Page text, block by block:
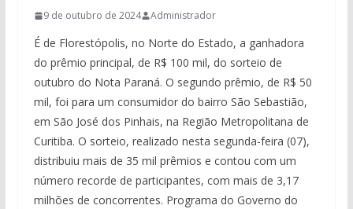
9 de outubro de 2024 Administrador
É de Florestópolis, no Norte do Estado, a ganhadora
do prêmio principal, de R$ 100 mil, do sorteio de
outubro do Nota Paraná. O segundo prêmio, de R$ 50
mil, foi para um consumidor do bairro São Sebastião,
em São José dos Pinhais, na Região Metropolitana de
Curitiba. O sorteio, realizado nesta segunda-feira (07),
distribuiu mais de 35 mil prêmios e contou com um
número recorde de participantes, com mais de 3,17
milhões de concorrentes. Programa do Governo do